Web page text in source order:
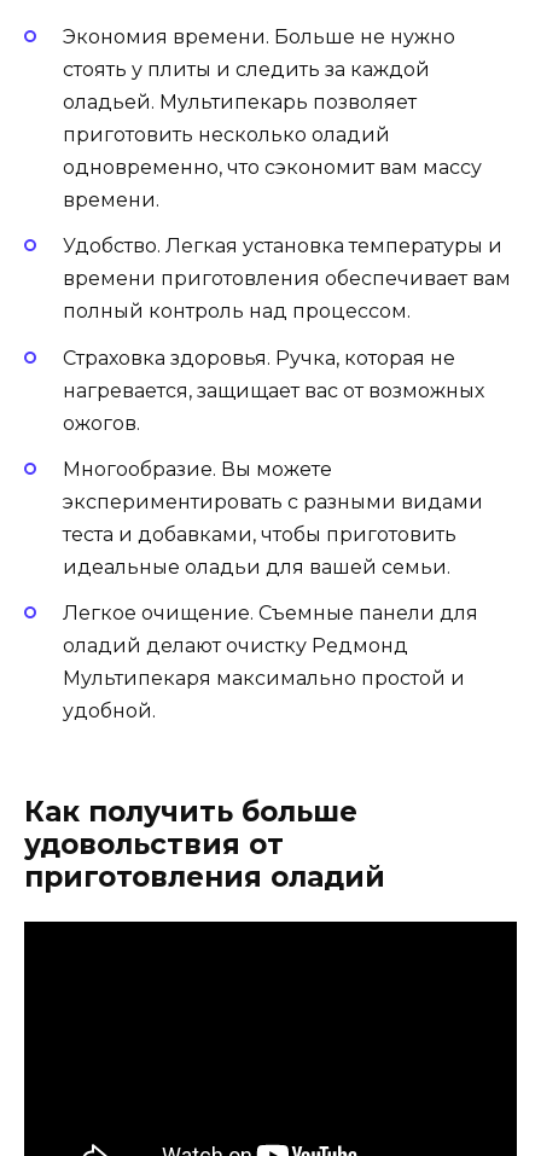
Экономия времени. Больше не нужно
стоять у плиты и следить за каждой
оладьей. Мультипекарь позволяет
приготовить несколько оладий
одновременно, что сэкономит вам массу
времени.
Удобство. Легкая установка температуры и
времени приготовления обеспечивает вам
полный контроль над процессом.
Страховка здоровья. Ручка, которая не
нагревается, защищает вас от возможных
ожогов.
Многообразие. Вы можете
экспериментировать с разными видами
теста и добавками, чтобы приготовить
идеальные оладьи для вашей семьи.
Легкое очищение. Съемные панели для
оладий делают очистку Редмонд
Мультипекаря максимально простой и
удобной.
Как получить больше
удовольствия от
приготовления оладий